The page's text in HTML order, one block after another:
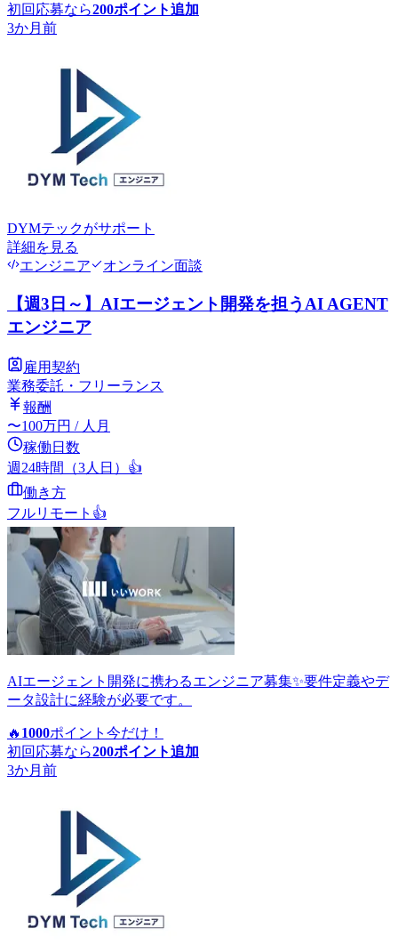
初回応募なら200ポイント追加
3か月前
DYMテックがサポート
詳細を見る
エンジニア
オンライン面談
【週3日～】AIエージェント開発を担うAI AGENT
エンジニア
雇用契約
業務委託・フリーランス
報酬
〜100万円 / 人月
稼働日数
週24時間（3人日） 👍
働き方
フルリモート 👍
AIエージェント開発に携わるエンジニア募集✨要件定義やデ
ータ設計に経験が必要です。
🔥 1000ポイント 今だけ！
初回応募なら200ポイント追加
3か月前